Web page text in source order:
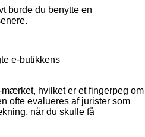
burde du benytte en
e-butikkens
hvilket er et fingerpeg om
ofte evalueres af jurister som
når du skulle få